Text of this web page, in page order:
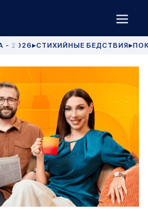
- 2026 ▶СТИХИЙНЫЕ БЕДСТВИЯ▶